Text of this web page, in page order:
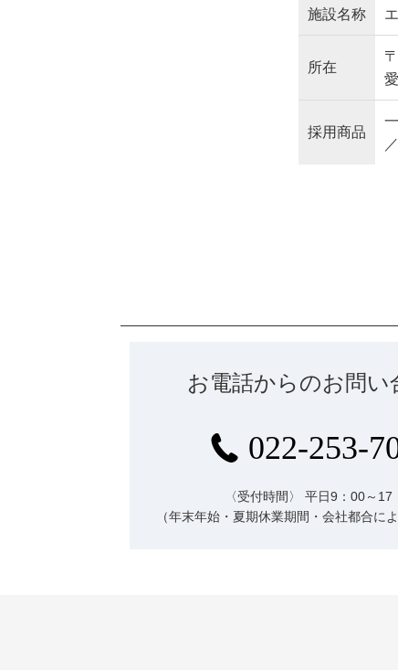
施設名称
所在
採用商品
お電話からのお問い
022-253-
〈受付時間〉
平日9：00～17
（年末年始・夏期休業期間・会社都合に